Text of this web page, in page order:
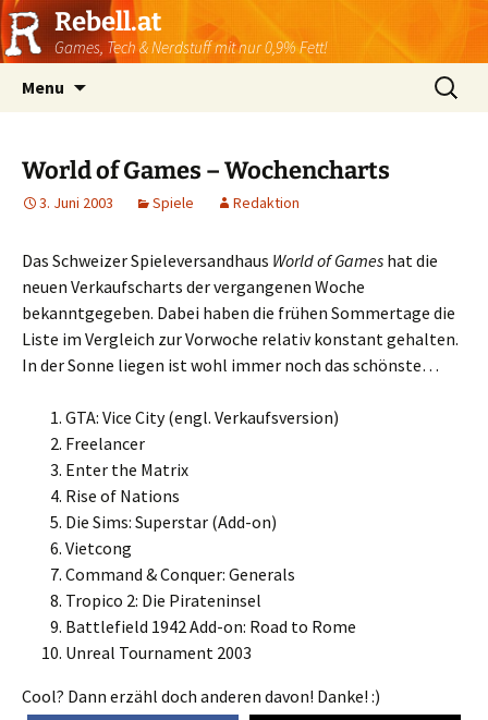
Rebell.at
Games, Tech & Nerdstuff mit nur 0,9% Fett!
Menu
Suchen
nach:
World of Games – Wochencharts
3. Juni 2003 Spiele Redaktion
Das Schweizer Spieleversandhaus World of Games hat die
neuen Verkaufscharts der vergangenen Woche
bekanntgegeben. Dabei haben die frühen Sommertage die
Liste im Vergleich zur Vorwoche relativ konstant gehalten.
In der Sonne liegen ist wohl immer noch das schönste…
GTA: Vice City (engl. Verkaufsversion)
Freelancer
Enter the Matrix
Rise of Nations
Die Sims: Superstar (Add-on)
Vietcong
Command & Conquer: Generals
Tropico 2: Die Pirateninsel
Battlefield 1942 Add-on: Road to Rome
Unreal Tournament 2003
Cool? Dann erzähl doch anderen davon! Danke! :)